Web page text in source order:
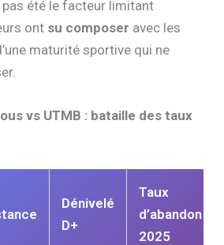
pas été le facteur limitant
ont su composer avec les
maturité sportive qui ne
vs UTMB : bataille des taux
Dénivelé
D+
Taux
d’abandon
2025